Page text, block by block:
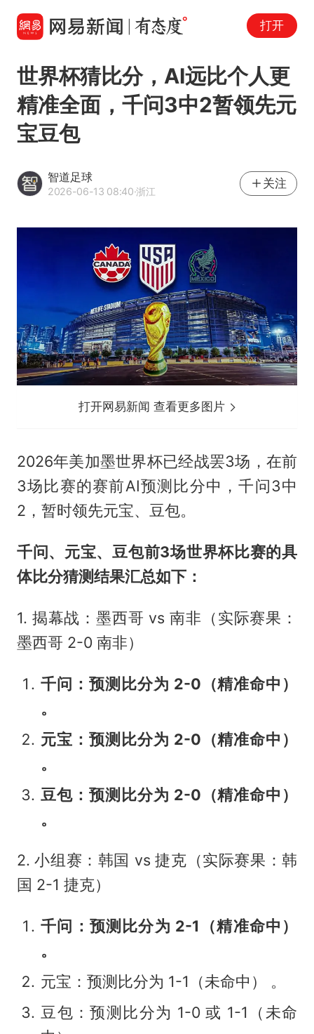
打开
世界杯猜比分，AI远比个人更
精准全面，千问3中2暂领先元
宝豆包
智道足球
2026-06-13 08:40·浙江
关注
打开网易新闻 查看更多图片
2026年美加墨世界杯已经战罢3场，在前
3场比赛的赛前AI预测比分中，千问3中
2，暂时领先元宝、豆包。
千问、元宝、豆包前3场世界杯比赛的具
体比分猜测结果汇总如下：
1. 揭幕战：墨西哥 vs 南非（实际赛果：
墨西哥 2-0 南非）
千问：预测比分为 2-0（精准命中）
。
元宝：预测比分为 2-0（精准命中）
。
豆包：预测比分为 2-0（精准命中）
。
2. 小组赛：韩国 vs 捷克（实际赛果：韩
国 2-1 捷克）
千问：预测比分为 2-1（精准命中）
。
元宝：预测比分为 1-1（未命中） 。
豆包：预测比分为 1-0 或 1-1（未命